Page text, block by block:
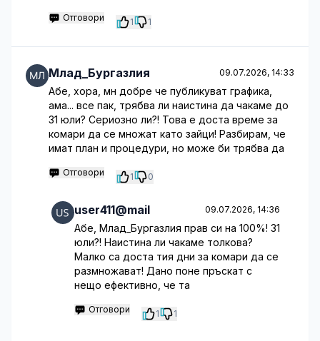
Отговори 1 1
Млад_Бургазлия 09.07.2026, 14:33
Абе, хора, мн добре че публикуват графика,
ама... все пак, трябва ли наистина да чакаме до
31 юли? Сериозно ли?! Това е доста време за
комари да се множат като зайци! Разбирам, че
имат план и процедури, но може би трябва да
Отговори 1 0
user411@mail 09.07.2026, 14:36
Абе, Млад_Бургазлия прав си на 100%! 31
юли?! Наистина ли чакаме толкова?
Малко са доста тия дни за комари да се
размножават! Дано поне пръскат с
нещо ефeктивно, че та
Отговори 1 1